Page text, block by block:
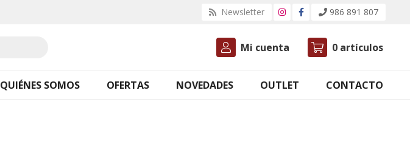
Newsletter 986 891 807
Mi cuenta 0 artículos
QUIÉNES SOMOS OFERTAS NOVEDADES OUTLET CONTACTO